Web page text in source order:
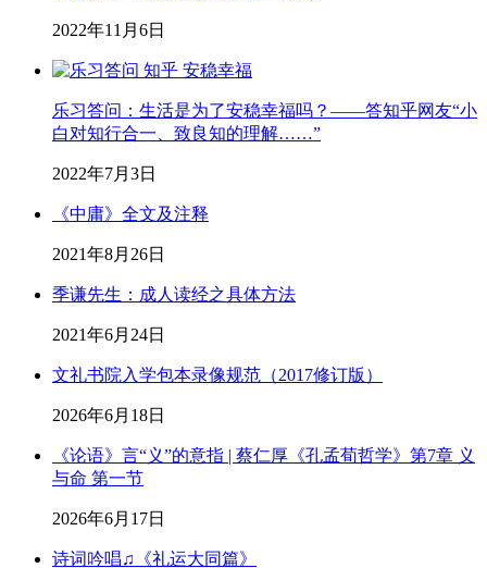
2022年11月6日
乐习答问：生活是为了安稳幸福吗？——答知乎网友“小
白对知行合一、致良知的理解……”
2022年7月3日
《中庸》全文及注释
2021年8月26日
季谦先生：成人读经之具体方法
2021年6月24日
文礼书院入学包本录像规范（2017修订版）
2026年6月18日
《论语》言“义”的意指 | 蔡仁厚《孔孟荀哲学》第7章 义
与命 第一节
2026年6月17日
诗词吟唱♫《礼运大同篇》